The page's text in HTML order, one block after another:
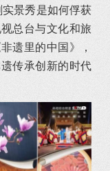
实景秀是如何俘获
总台与文化和旅
遗里的中国》，
传承创新的时代